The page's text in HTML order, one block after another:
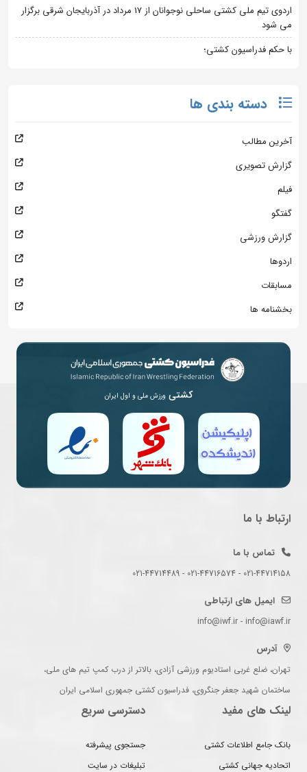
اردوی تیم ملی کشتی ساحلی نوجوانان از 17 مرداد در آذربایجان شرقی برگزار
می شود
با حکم فدراسیون کشتی؛
دسته بندی ها
آخرین مطالب
گزارش تصویری
فیلم
گفتگو
گزارش ورزشی
اردوها
مسابقات
بخشنامه ها
کشتی ورزش ملی و اول ایران
ارتباط با ما
تماس با ما
021-44714158 - 021-44716574 - 021-44714489
ایمیل های ارتباطی
info@iwf.ir - info@iawf.ir
آدرس
تهران، ضلع غربی استادیوم ورزشی آزادی، بالاتر از درب کمپ تیم های ملی،
ساختمان شهید جعفر جنگروی، فدراسیون کشتی جمهوری اسلامی ایران
لینک های مفید
بانک جامع اطلاعات کشتی
اتحادیه جهانی کشتی
دسترسی سریع
جستجوی پیشرفته
تبلیغات در سایت